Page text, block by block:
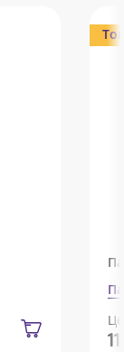
11